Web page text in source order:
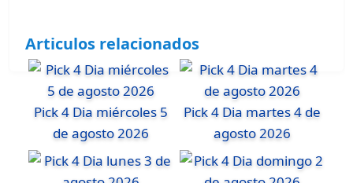
Articulos relacionados
Pick 4 Dia miércoles 5
de agosto 2026
Pick 4 Dia martes 4 de
agosto 2026